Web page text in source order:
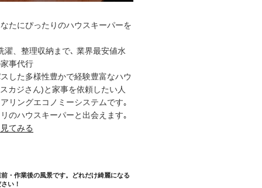
なたにぴったりのハウスキーパーを
濯、整理収納まで､ 業界最安値水
事代行
した多様性豊かで経験豊富なハウ
カジさん)と家事を依頼したい人
リングエコノミーシステムです｡
のハウスキーパーと出会えます｡
てみる
・作業後の風景です。どれだけ綺麗になる
い！